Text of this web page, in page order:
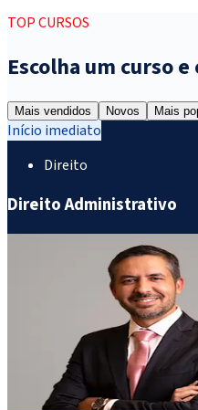
TOP CURSOS
Escolha um curso
Mais vendidos Novos Mais
Início imediato
Direito
Direito Administrativo